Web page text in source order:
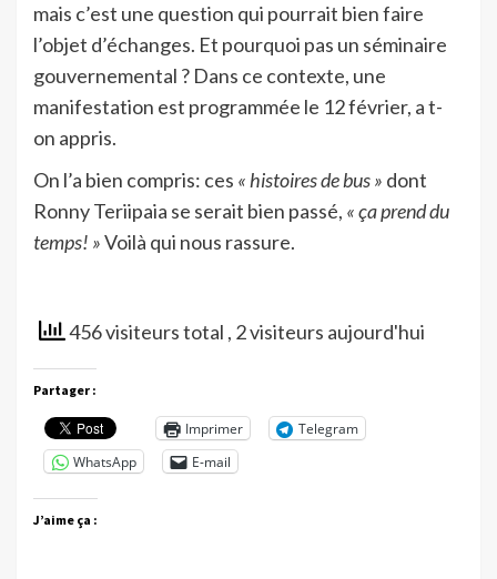
mais c’est une question qui pourrait bien faire
l’objet d’échanges. Et pourquoi pas un séminaire
gouvernemental ? Dans ce contexte, une
manifestation est programmée le 12 février, a t-
on appris.
On l’a bien compris: ces « histoires de bus » dont
Ronny Teriipaia se serait bien passé, « ça prend du
temps! »Voilà qui nous rassure.
456 visiteurs total , 2 visiteurs aujourd'hui
Partager :
Imprimer
Telegram
WhatsApp
E-mail
J’aime ça :